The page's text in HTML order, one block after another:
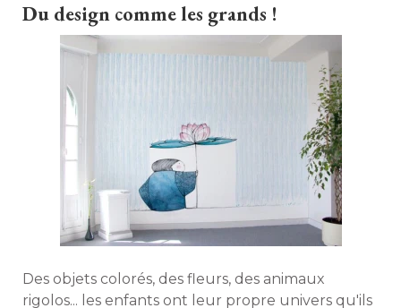
Du design comme les grands !
Des objets colorés, des fleurs, des animaux
rigolos... les enfants ont leur propre univers qu'ils